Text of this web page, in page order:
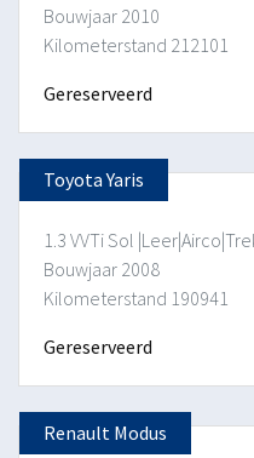
Bouwjaar 2010
Kilometerstand 212101
Gereserveerd
Toyota Yaris
1.3 VVTi Sol
Bouwjaar 2008
Kilometerstand 190941
Gereserveerd
Renault Modus